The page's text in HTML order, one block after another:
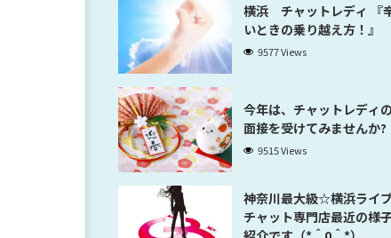
横浜 チャットレディ 『辛
いときの乗り越え方！』
9577 Views
今年は、チャットレディの
面接を受けてみませんか?
9515 Views
神奈川最大級☆横浜ライ
チャット専門店最近の様